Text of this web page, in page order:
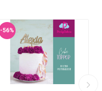
-56%